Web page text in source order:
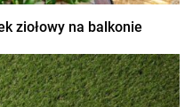
ziołowy na balkonie